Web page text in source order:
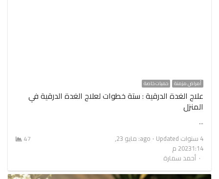
أمراض مزمنة حميات خاصة
علاج الغدة الدرقية : ستة خطوات لعلاج الغدة الدرقية في
المنزل
…
4 سنوات ago
Updated: مايو 23,
20231:14 م
Author
أحمد سمارة
47